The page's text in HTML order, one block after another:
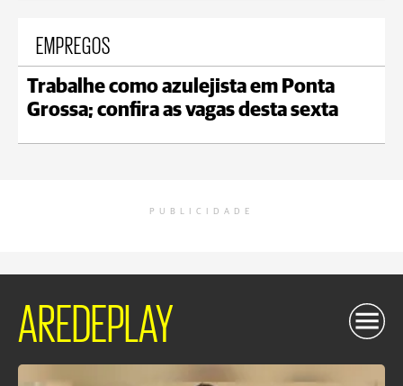
EMPREGOS
Trabalhe como azulejista em Ponta
Grossa; confira as vagas desta sexta
PUBLICIDADE
AREDEPLAY